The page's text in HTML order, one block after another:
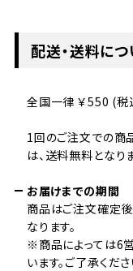
配送・送料につ
全国一律 ￥550 (税
1回のご注文での
は、送料無料となり
お届けまでの期間
商品はご注文確定後
なります。
※商品によっては6
います。ご了承くださ